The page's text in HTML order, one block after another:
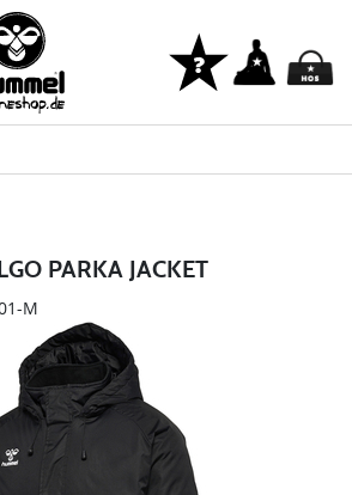
PARKA JACKET
M